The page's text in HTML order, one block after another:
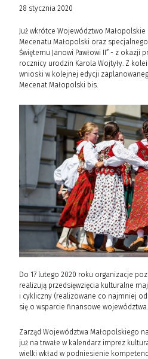
28 stycznia 2020
Już wkrótce Województwo
Mecenatu Małopolski oraz
Świętemu Janowi Pawłowi II” - z okazji
rocznicy urodzin Karola Wojtyły. Z
wnioski w kolejnej edycji
Mecenat Małopolski bis.
Do 17 lutego 2020 roku organizacje
realizują przedsięwzięcia kulturalne
i cykliczny (realizowane co najmniej
się o wsparcie finansowe województwa.
Zarząd Województwa Małopolskiego
już na trwałe w kalendarz imprez
wielki wkład w podniesienie